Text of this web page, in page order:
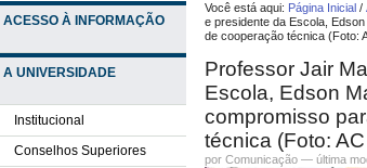
ACESSO À INFORMAÇÃO
A UNIVERSIDADE
Institucional
Conselhos Superiores
Você está aqui: Página Inicial /
e presidente da Escola,
de cooperação técnica (Foto:
Professor Jair
Escola, Edson
compromisso
técnica (Foto:
porComunicação —última